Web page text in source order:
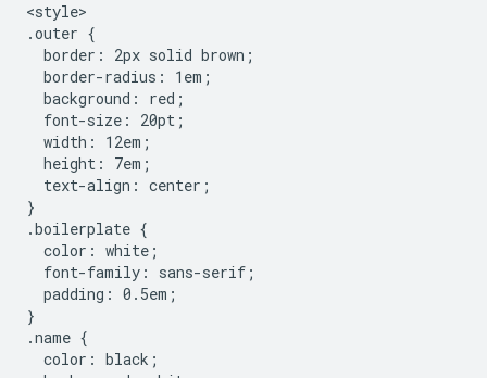
<style>
.outer {
  border: 2px solid brown;
  border-radius: 1em;
  background: red;
  font-size: 20pt;
  width: 12em;
  height: 7em;
  text-align: center;
}
.boilerplate {
  color: white;
  font-family: sans-serif;
  padding: 0.5em;
}
.name {
  color: black;